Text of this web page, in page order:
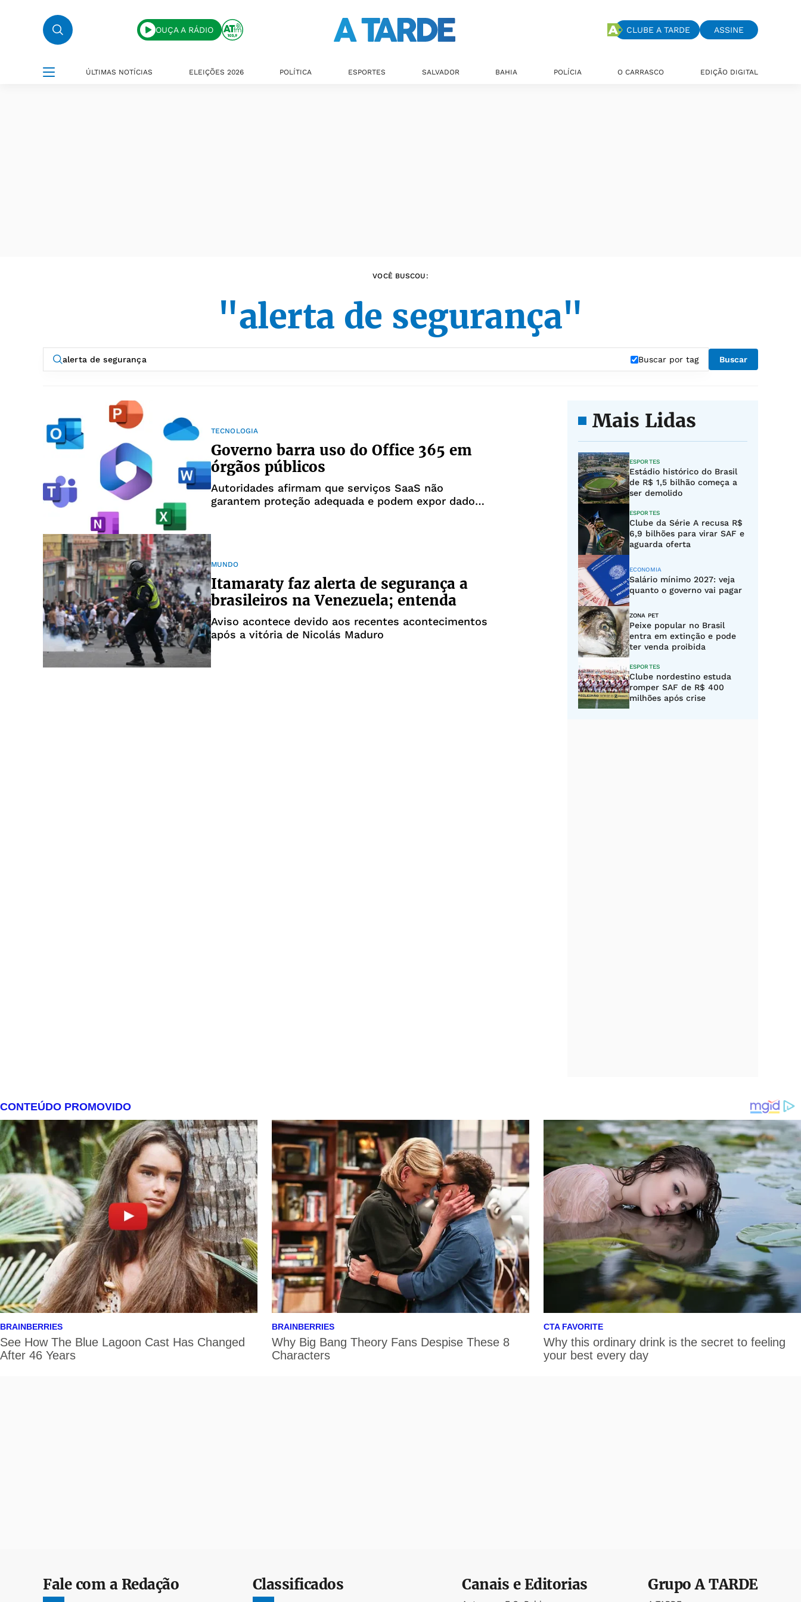
OUÇA A RÁDIO CLUBE A TARDE ASSINE
ÚLTIMAS NOTÍCIAS ELEIÇÕES 2026 POLÍTICA ESPORTES SALVADOR BAHIA POLÍCIA O CARRASCO EDIÇÃO DIGITAL
VOCÊ BUSCOU:
"alerta de segurança"
Buscar por tag Buscar
TECNOLOGIA
Governo barra uso do Office 365 em
órgãos públicos
Autoridades afirmam que serviços SaaS não
garantem proteção adequada e podem expor dados
MUNDO
Itamaraty faz alerta de segurança a
brasileiros na Venezuela; entenda
Aviso acontece devido aos recentes acontecimentos
após a vitória de Nicolás Maduro
Mais Lidas
ESPORTES
Estádio histórico do Brasil
de R$ 1,5 bilhão começa a
ser demolido
ESPORTES
Clube da Série A recusa R$
6,9 bilhões para virar SAF e
aguarda oferta
ECONOMIA
Salário mínimo 2027: veja
quanto o governo vai pagar
ZONA PET
Peixe popular no Brasil
entra em extinção e pode
ter venda proibida
ESPORTES
Clube nordestino estuda
romper SAF de R$ 400
milhões após crise
Fale com a Redação Classificados Canais e Editorias GrupoA TARDE